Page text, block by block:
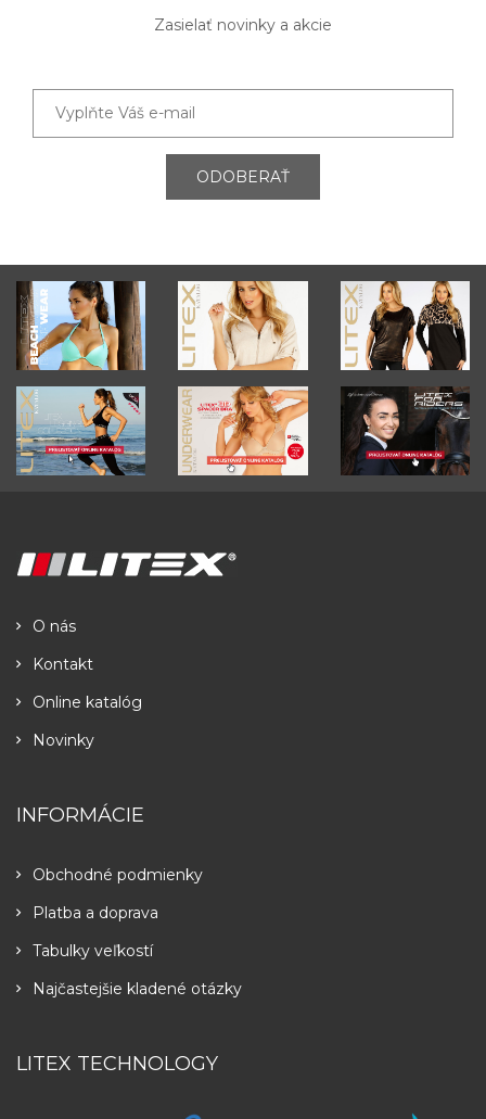
Zasielať novinky a akcie
ODOBERAŤ
O nás
Kontakt
Online katalóg
Novinky
INFORMÁCIE
Obchodné podmienky
Platba a doprava
Tabulky veľkostí
Najčastejšie kladené otázky
LITEX TECHNOLOGY